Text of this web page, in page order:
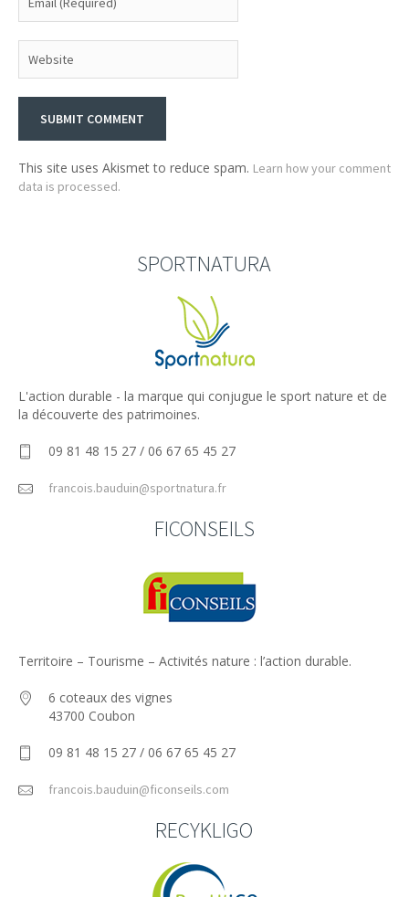
This site uses Akismet to reduce spam. Learn how your comment
data is processed.
SPORTNATURA
L'action durable - la marque qui conjugue le sport nature et de
la découverte des patrimoines.
09 81 48 15 27 / 06 67 65 45 27
francois.bauduin@sportnatura.fr
FICONSEILS
Territoire – Tourisme – Activités nature : l’action durable.
6 coteaux des vignes
43700 Coubon
09 81 48 15 27 / 06 67 65 45 27
francois.bauduin@ficonseils.com
RECYKLIGO